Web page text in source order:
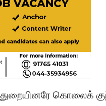
கொலைக்